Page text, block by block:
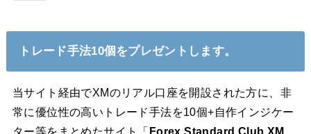
トレード手法10個をプレゼントします。
当サイト経由でXMのリアル口座を開設された方に、非
常に優位性の高いトレード手法を10個+自作インジケー
ター等をまとめたサイト「 Forex Standard Club XM